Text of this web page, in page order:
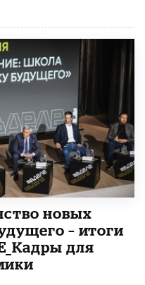
новых
– итоги
для